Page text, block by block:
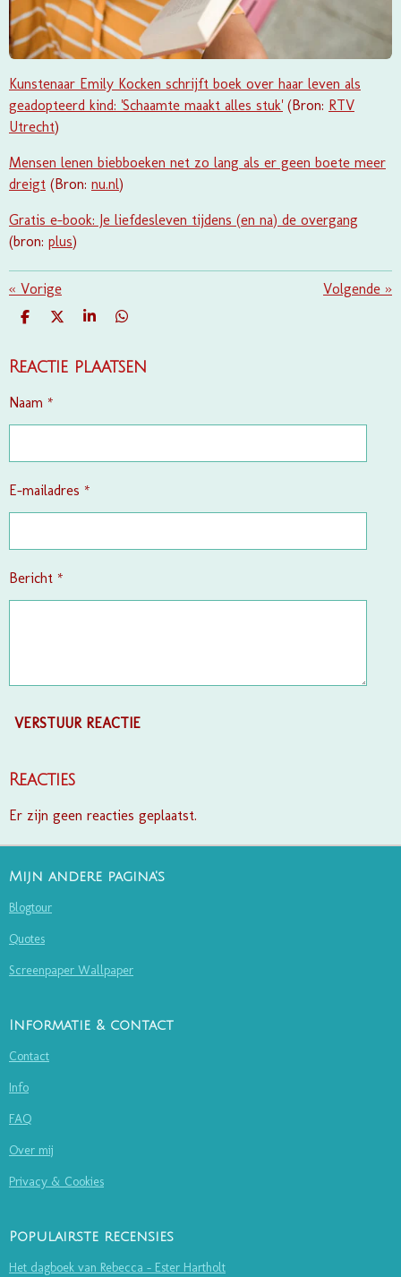
Kunstenaar Emily Kocken schrijft boek over haar leven als
geadopteerd kind: 'Schaamte maakt alles stuk'(Bron: RTV
Utrecht)
Mensen lenen biebboeken net zo lang als er geen boete meer
dreigt (Bron: nu.nl)
Gratis e-book: Je liefdesleven tijdens (en na) de overgang
(bron: plus)
« Vorige Volgende »
D
E
D
L
S
R
D
E
Reactie plaatsen
Naam *
E-mailadres *
Bericht *
VERSTUUR REACTIE
Reacties
Er zijn geen reacties geplaatst.
Mijn andere pagina's
Blogtour
Quotes
Screenpaper Wallpaper
Informatie & contact
Contact
Info
FAQ
Over mij
Privacy & Cookies
Populairste recensies
Het dagboek van Rebecca - Ester Hartholt